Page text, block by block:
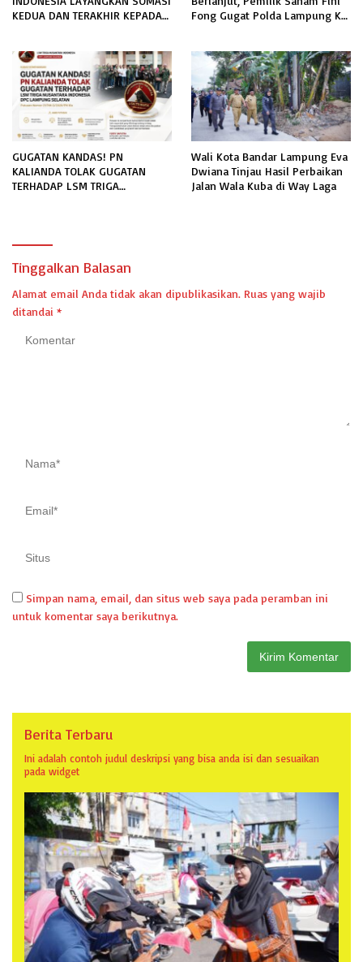
KEDUA DAN TERAKHIR KEPADA
INFORMASI PUBLIK
Fong Gugat Polda Lampung Ke
GUGATAN KANDAS! PN
KALIANDA TOLAK GUGATAN
TERHADAP LSM TRIGA
Wali Kota Bandar Lampung Eva
Dwiana Tinjau Hasil Perbaikan
Jalan Wala Kuba di Way Laga
Tinggalkan Balasan
Alamat email Anda tidak akan dipublikasikan. Ruas yang wajib
ditandai *
Simpan nama, email, dan situs web saya pada peramban ini
untuk komentar saya berikutnya.
Berita Terbaru
Ini adalah contoh judul deskripsi yang bisa anda isi dan sesuaikan
pada widget